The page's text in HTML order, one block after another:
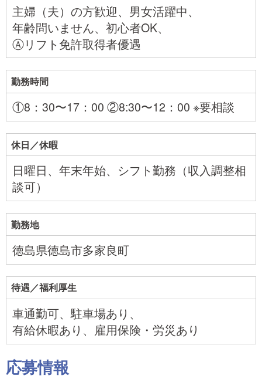
主婦（夫）の方歓迎、男女活躍中、
年齢問いません、初心者OK、
Ⓐリフト免許取得者優遇
勤務時間
①8：30〜17：00 ②8:30〜12：00 ※要相談
休日／休暇
日曜日、年末年始、シフト勤務（収入調整相
談可）
勤務地
徳島県徳島市多家良町
待遇／福利厚生
車通勤可、駐車場あり、
有給休暇あり、雇用保険・労災あり
応募情報